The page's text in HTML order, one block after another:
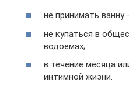
не принимать ванну
не купаться в
водоемах;
в течение месяца
интимной жизни.